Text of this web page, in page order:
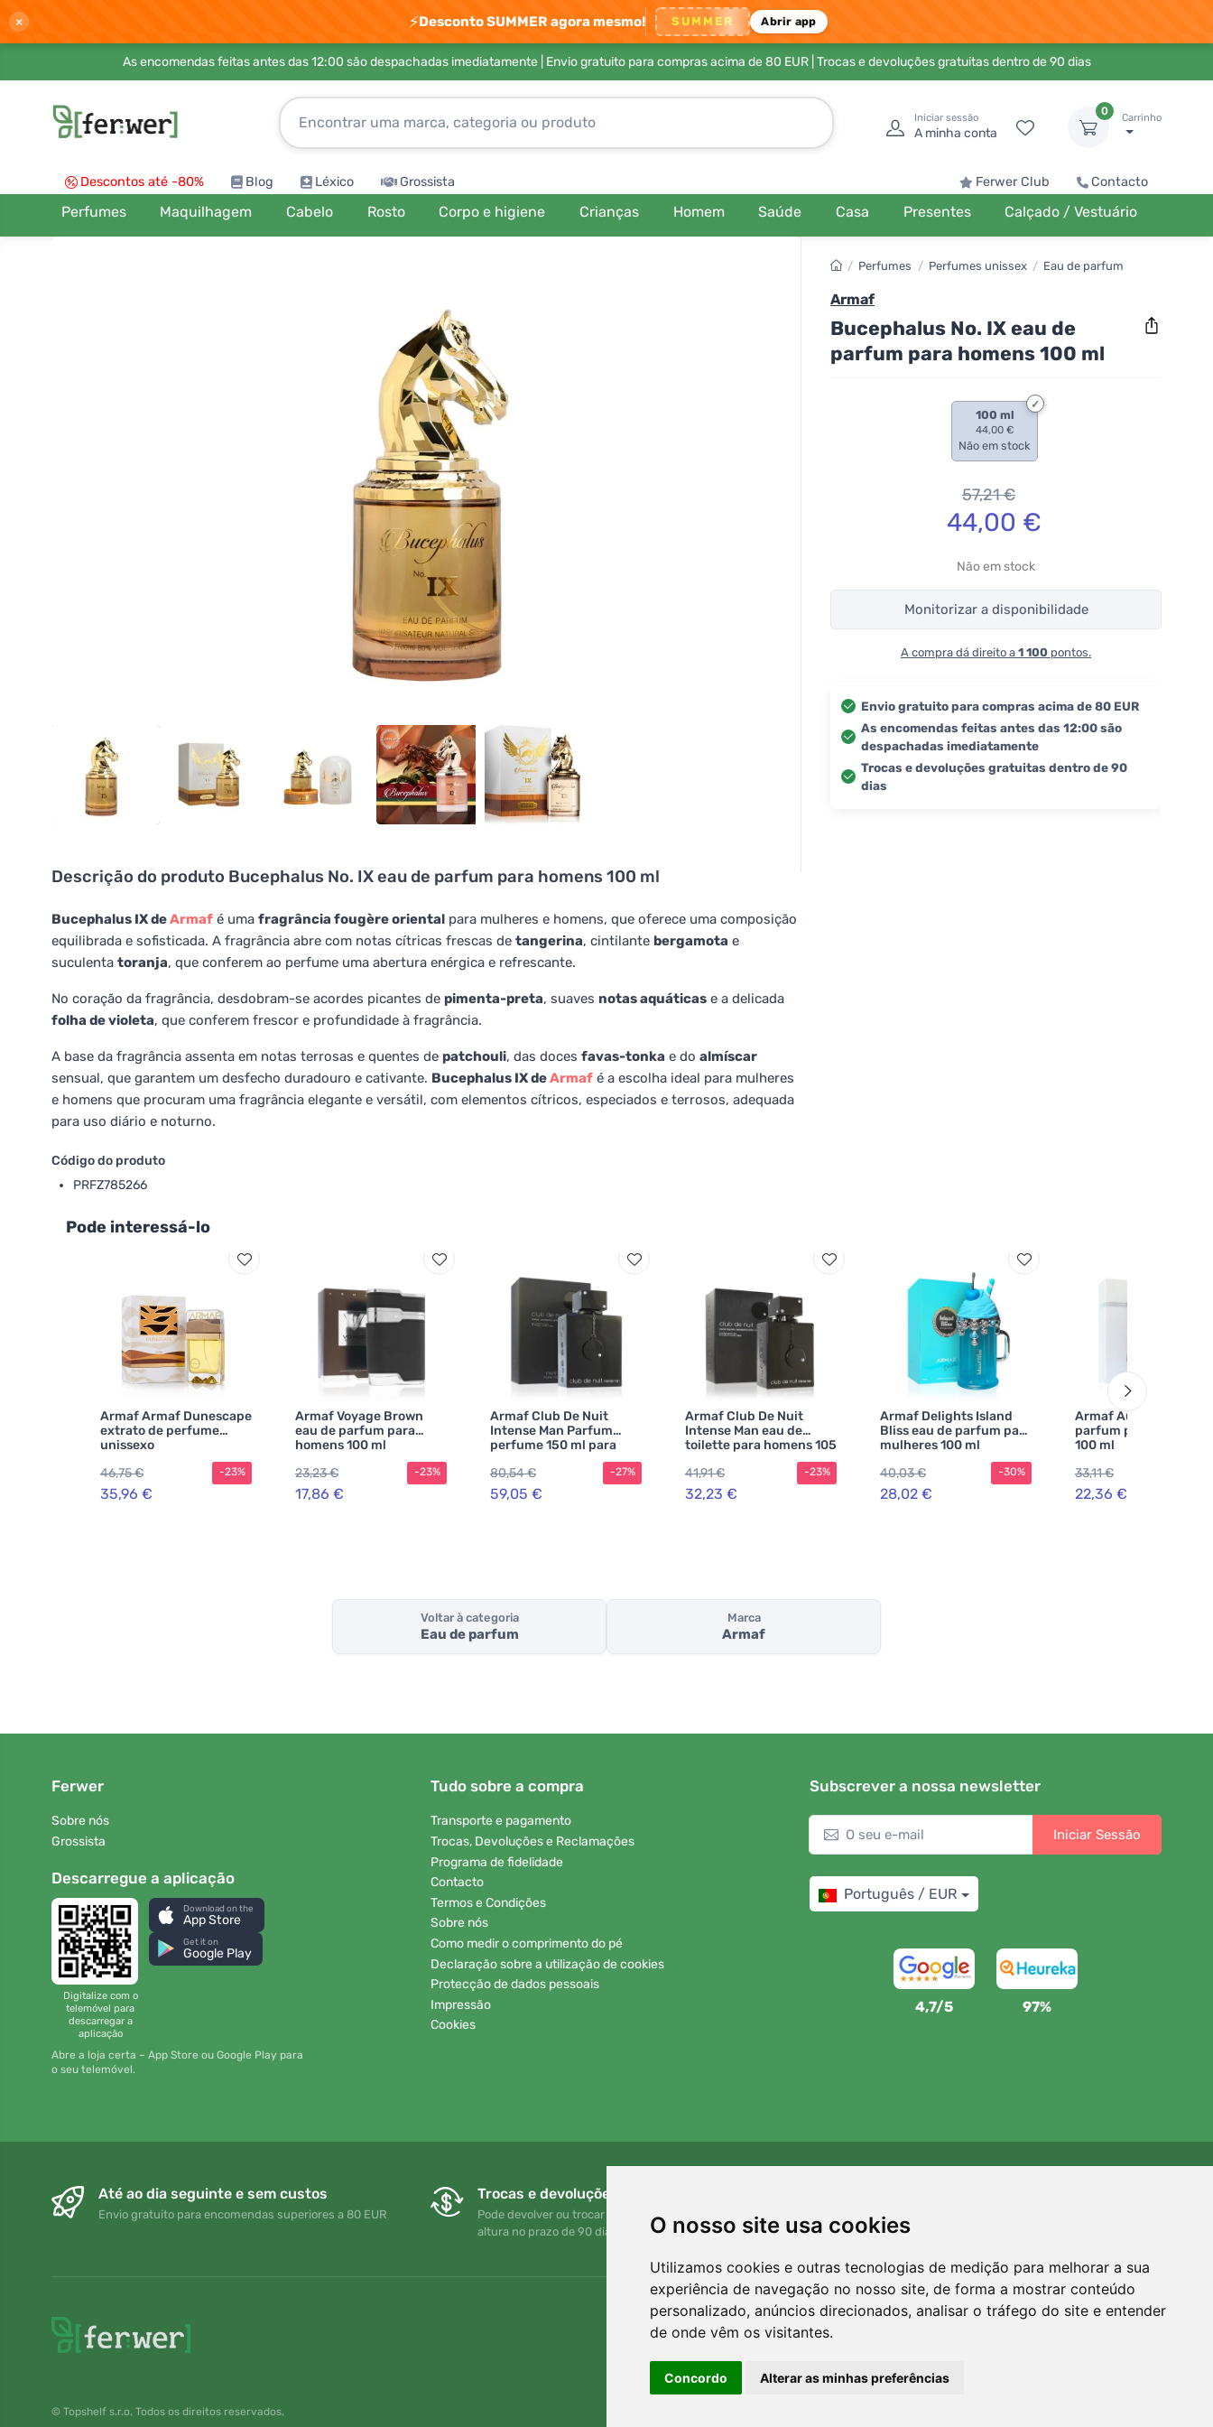
O nosso site usa cookies
Utilizamos cookies e outras tecnologias de medição para melhorar a sua
experiência de navegação no nosso site, de forma a mostrar conteúdo
personalizado, anúncios direcionados, analisar o tráfego do site e entender
de onde vêm os visitantes.
Concordo Alterar as minhas preferências
× ⚡Desconto SUMMER agora mesmo! SUMMER Abrir app
As encomendas feitas antes das 12:00 são despachadas imediatamente | Envio gratuito para compras acima de 80 EUR| Trocas e devoluções gratuitas dentro de 90 dias
Iniciar sessão
A minha conta
0
Carrinho
Descontos até -80% Blog Léxico Grossista Ferwer Club Contacto
Perfumes Maquilhagem Cabelo Rosto Corpo e higiene Crianças Homem Saúde Casa Presentes Calçado / Vestuário
Descrição do produto Bucephalus No. IX eau de parfum para homens 100 ml
Bucephalus IX deArmaf é uma fragrância fougère oriental para mulheres e homens, que oferece uma composição
equilibrada e sofisticada. A fragrância abre com notas cítricas frescas de tangerina, cintilante bergamota e
suculenta toranja, que conferem ao perfume uma abertura enérgica e refrescante.
No coração da fragrância, desdobram-se acordes picantes de pimenta-preta, suaves notas aquáticas e a delicada
folha de violeta, que conferem frescor e profundidade à fragrância.
A base da fragrância assenta em notas terrosas e quentes de patchouli, das doces favas-tonka e do almíscar
sensual, que garantem um desfecho duradouro e cativante. Bucephalus IX deArmaf é a escolha ideal para mulheres
e homens que procuram uma fragrância elegante e versátil, com elementos cítricos, especiados e terrosos, adequada
para uso diário e noturno.
Código do produto
PRFZ785266
/ Perfumes / Perfumes unissex / Eau de parfum
Armaf
Bucephalus No. IX eau de
parfum para homens 100 ml
100 ml
44,00 €
Não em stock
57,21€
44,00 €
Não em stock
Monitorizar a disponibilidade
A compra dá direito a 1 100 pontos.
Envio gratuito para compras acima de 80 EUR
As encomendas feitas antes das 12:00 são
despachadas imediatamente
Trocas e devoluções gratuitas dentro de 90
dias
Pode interessá-lo
Armaf Armaf Dunescape
extrato de perfume
unissexo
46,75 €
35,96 €
-23%
Armaf Voyage Brown
eau de parfum para
homens 100 ml
23,23 €
17,86 €
-23%
Armaf Club De Nuit
Intense Man Parfum
perfume 150 ml para
80,54 €
59,05 €
-27%
Armaf Club De Nuit
Intense Man eau de
toilette para homens 105
41,91 €
32,23 €
-23%
Armaf Delights Island
Bliss eau de parfum para
mulheres 100 ml
40,03 €
28,02 €
-30%
Armaf Aura eau de
parfum para homens
100 ml
33,11 €
22,36 €
Voltar à categoria
Eau de parfum
Marca
Armaf
Ferwer
Sobre nós
Grossista
Descarregue a aplicação
Digitalize com o
telemóvel para
descarregar a
aplicação
Download on the
App Store
Get it on
Google Play
Abre a loja certa – App Store ou Google Play para
o seu telemóvel.
Tudo sobre a compra
Transporte e pagamento
Trocas, Devoluções e Reclamações
Programa de fidelidade
Contacto
Termos e Condições
Sobre nós
Como medir o comprimento do pé
Declaração sobre a utilização de cookies
Protecção de dados pessoais
Impressão
Cookies
Subscrever a nossa newsletter
Iniciar Sessão
Português / EUR
4,7/5 97%
Até ao dia seguinte e sem custos
Envio gratuito para encomendas superiores a 80 EUR
Trocas e devoluções gratuitas
Pode devolver ou trocar a sua encomenda em qualquer
altura no prazo de 90 dias
Para cada encomenda plantamos uma árvore! Leia mais
Sobre nós
© Topshelf s.r.o. Todos os direitos reservados.